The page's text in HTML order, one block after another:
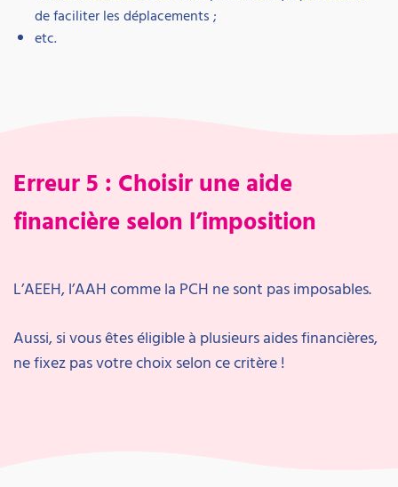
de faciliter les déplacements ;
etc.
Erreur 5 : Choisir une aide
financière selon l’imposition
L’AEEH, l’AAH comme la PCH ne sont pas imposables.
Aussi, si vous êtes éligible à plusieurs aides financières,
ne fixez pas votre choix selon ce critère !